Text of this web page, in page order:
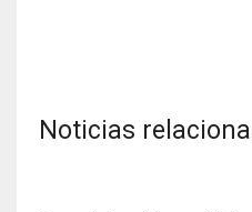
Noticias